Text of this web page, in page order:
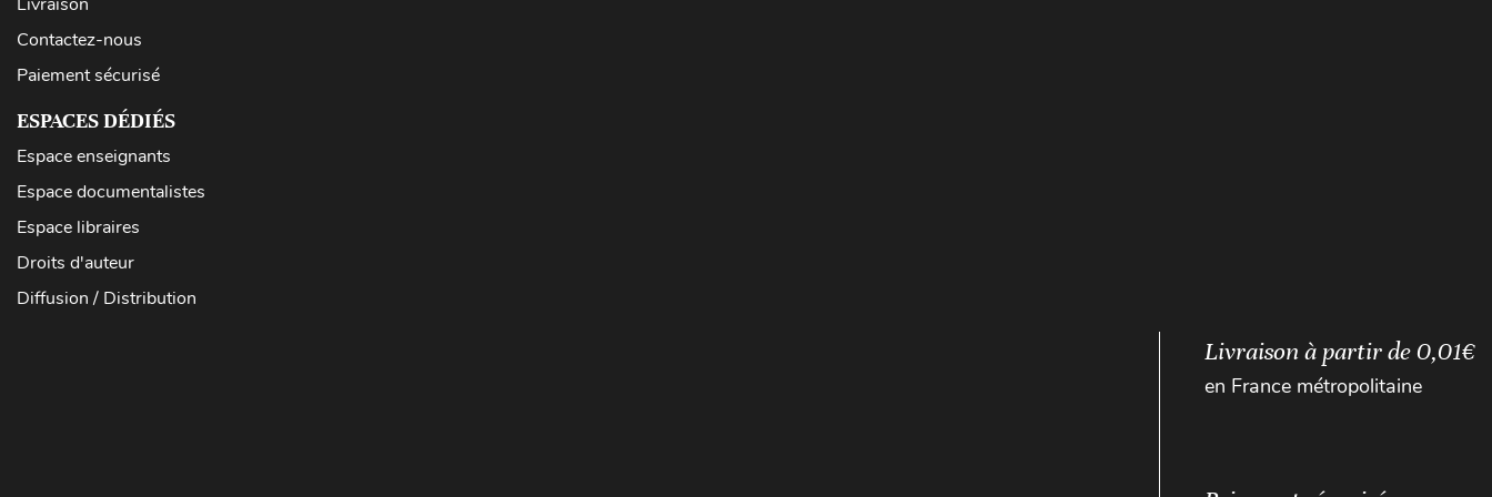
Contactez-nous
Paiement sécurisé
ESPACES DÉDIÉS
Espace enseignants
Espace documentalistes
Espace libraires
Droits d'auteur
Diffusion / Distribution
Livraison à partir de 0,01€
en France métropolitaine